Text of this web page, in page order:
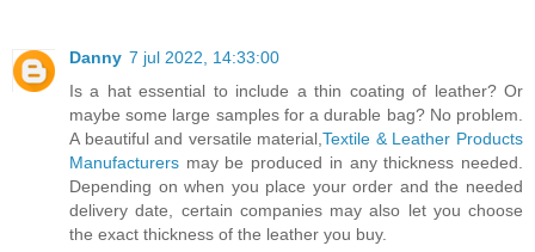
Danny 7 jul 2022, 14:33:00
Is a hat essential to include a thin coating of leather? Or
maybe some large samples for a durable bag? No problem.
A beautiful and versatile material,Textile & Leather Products
Manufacturers may be produced in any thickness needed.
Depending on when you place your order and the needed
delivery date, certain companies may also let you choose
the exact thickness of the leather you buy.